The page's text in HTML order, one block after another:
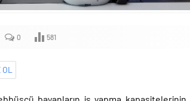
0 581